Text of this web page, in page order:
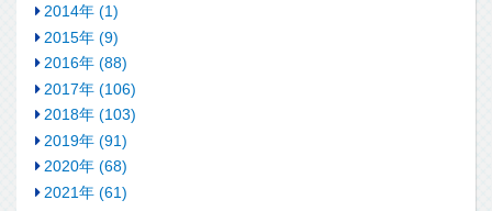
2014年 (1)
2015年 (9)
2016年 (88)
2017年 (106)
2018年 (103)
2019年 (91)
2020年 (68)
2021年 (61)